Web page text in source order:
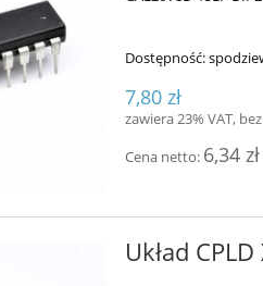
Dostępność:
7,80 zł
zawiera 23% VAT,
Cena netto: 6,34 zł
Układ